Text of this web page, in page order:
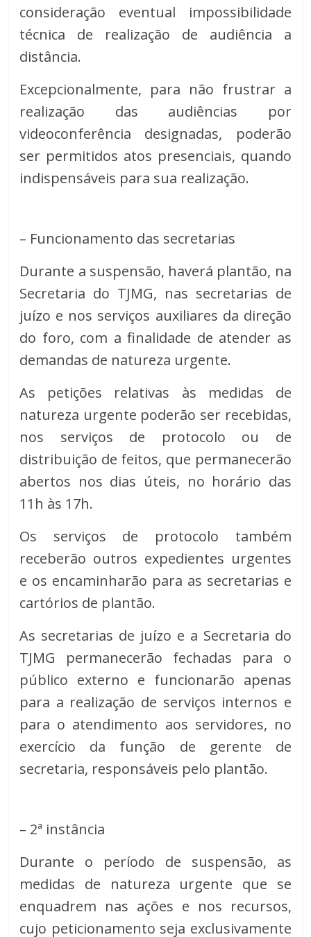
consideração eventual impossibilidade
técnica de realização de audiência a
distância.
Excepcionalmente, para não frustrar a
realização das audiências por
videoconferência designadas, poderão
ser permitidos atos presenciais, quando
indispensáveis para sua realização.
– Funcionamento das secretarias
Durante a suspensão, haverá plantão, na
Secretaria do TJMG, nas secretarias de
juízo e nos serviços auxiliares da direção
do foro, com a finalidade de atender as
demandas de natureza urgente.
As petições relativas às medidas de
natureza urgente poderão ser recebidas,
nos serviços de protocolo ou de
distribuição de feitos, que permanecerão
abertos nos dias úteis, no horário das
11h às 17h.
Os serviços de protocolo também
receberão outros expedientes urgentes
e os encaminharão para as secretarias e
cartórios de plantão.
As secretarias de juízo e a Secretaria do
TJMG permanecerão fechadas para o
público externo e funcionarão apenas
para a realização de serviços internos e
para o atendimento aos servidores, no
exercício da função de gerente de
secretaria, responsáveis pelo plantão.
– 2ª instância
Durante o período de suspensão, as
medidas de natureza urgente que se
enquadrem nas ações e nos recursos,
cujo peticionamento seja exclusivamente